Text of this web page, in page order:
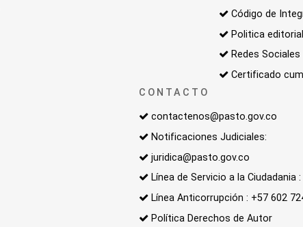
Código de
Politica editorial
Redes Sociales
Certificado
CONTACTO
contactenos@pasto.gov.co
Notificaciones Judiciales:
juridica@pasto.gov.co
Línea de Servicio a la Ciudadania
Línea Anticorrupción : +57 602
Política Derechos de Autor